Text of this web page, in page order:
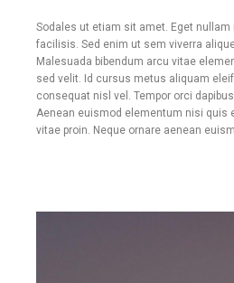
Sodales ut etiam sit amet. Eget
facilisis. Sed enim ut sem viverra
Malesuada bibendum arcu vitae
sed velit. Id cursus metus aliquam
consequat nisl vel. Tempor orci
Aenean euismod elementum nisi quis
vitae proin. Neque ornare aenean